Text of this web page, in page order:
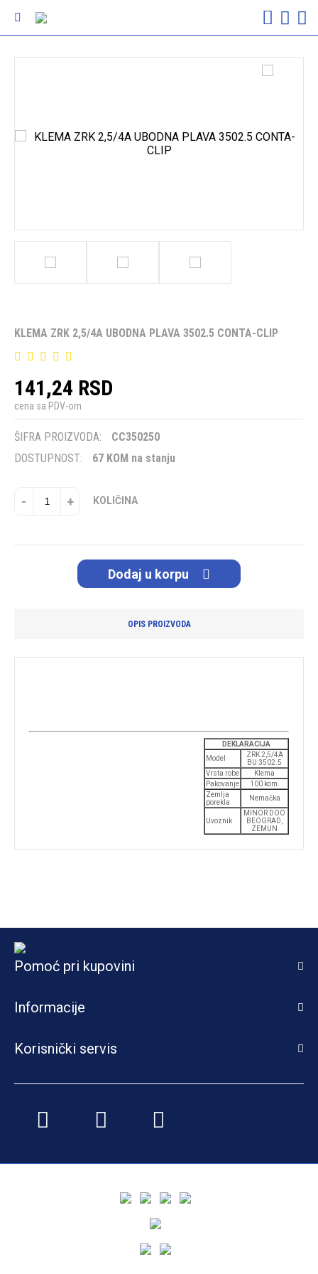
KLEMA ZRK 2,5/4A UBODNA PLAVA 3502.5 CONTA-CLIP
141,24 RSD
cena sa PDV-om
ŠIFRA PROIZVODA:
CC350250
DOSTUPNOST:
67 KOM na stanju
- + KOLIČINA
Dodaj u korpu
OPIS PROIZVODA
DEKLARACIJA
Model
ZRK 2,5/4A
BU 3502.5
Vrsta robe
Klema
Pakovanje
100 kom.
Zemlja
porekla
Nemačka
Uvoznik
MINOR DOO
BEOGRAD,
ZEMUN
Pomoć pri kupovini
Informacije
Korisnički servis